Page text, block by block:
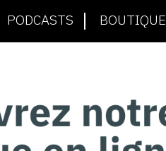
PODCASTS BOUTIQUE